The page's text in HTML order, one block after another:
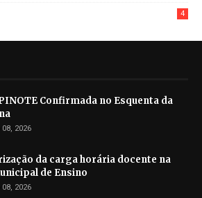
4
Confirmada no Esquenta da
2026
da carga horária docente na
de Ensino
2026